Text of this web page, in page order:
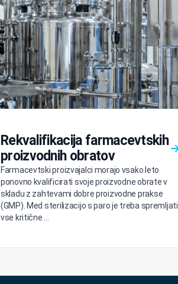
Rekvalifikacija farmacevtskih
proizvodnih obratov
Farmacevtski proizvajalci morajo vsako leto
ponovno kvalificirati svoje proizvodne obrate v
skladu z zahtevami dobre proizvodne prakse
(GMP). Med sterilizacijo s paro je treba spremljati
vse kritične ...